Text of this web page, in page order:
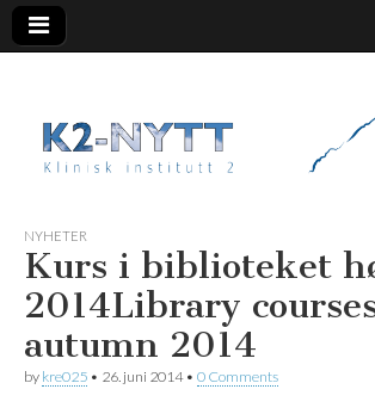
K2 Nytt
NYHETER
Kurs i biblioteket
2014Library
autumn 2014
by kre025 • 26. juni 2014• 0 Comments